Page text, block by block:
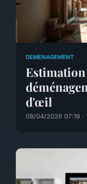
DEMENAGEMENT
d'œil
08/04/2026 07:19 ·